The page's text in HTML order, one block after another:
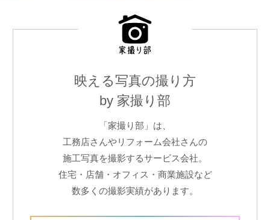
映える写真の撮り方
by 家撮り部
「家撮り部」は、
工務店さんやリフォーム会社さんの
施工写真を撮影するサービス会社。
住宅・店舗・オフィス・商業施設など
数多くの撮影実績があります。